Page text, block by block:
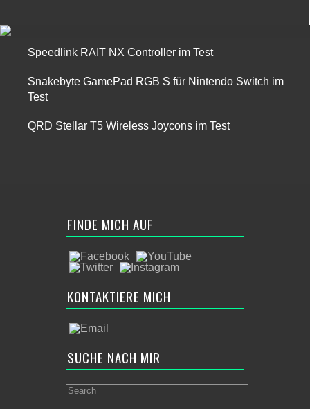
Speedlink RAIT NX Controller im Test
Snakebyte GamePad RGB S für Nintendo Switch im
Test
QRD Stellar T5 Wireless Joycons im Test
FINDE MICH AUF
KONTAKTIERE MICH
SUCHE NACH MIR